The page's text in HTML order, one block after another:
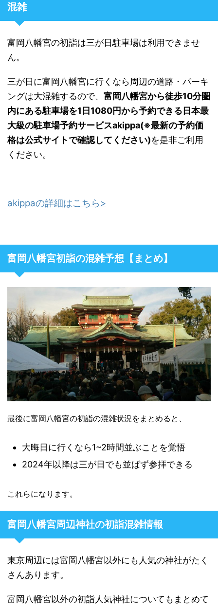
混雑
富岡八幡宮の初詣は三が日駐車場は利用できませ
ん。
三が日に富岡八幡宮に行くなら周辺の道路・パーキ
ングは大混雑するので、 富岡八幡宮から徒歩10分圏
内にある駐車場を1日1080円から予約できる日本最
大級の駐車場予約サービスakippa(※最新の予約価
格は公式サイトで確認してください)を是非ご利用
ください。
akippaの詳細はこちら>
富岡八幡宮初詣の混雑予想【まとめ】
最後に富岡八幡宮の初詣の混雑状況をまとめると、
大晦日に行くなら1~2時間並ぶことを覚悟
2024年以降は三が日でも並ばず参拝できる
これらになります。
富岡八幡宮周辺神社の初詣混雑情報
東京周辺には富岡八幡宮以外にも人気の神社がたく
さんあります。
富岡八幡宮以外の初詣人気神社についてもまとめて